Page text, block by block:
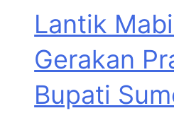
Lantik
Gerakan
Bupati